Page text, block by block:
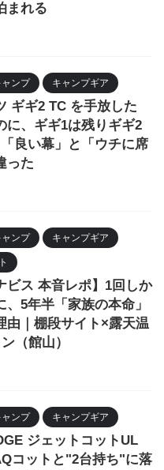
まれる
ャンプ キャンプギア
ギギ2 TC を手放した
に、ギギ1は残りギギ2
良い幕」と「ウチに席
った
ャンプ キャンプギア
ビス 本音レポ】1回しか
5年半「家族の本命」
由｜棚段サイト×露天温
（館山）
ャンプ キャンプギア
ジェットコットUL
コットと"2台持ち"に落